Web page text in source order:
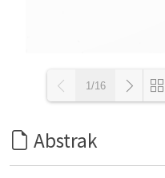
1/16
Abstrak